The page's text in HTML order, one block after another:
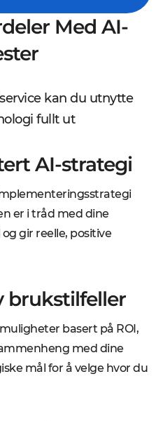
Med AI-
kan du utnytte
fullt ut
AI-strategi
er i tråd med dine
gir reelle, positive
brukstilfeller
basert på ROI,
med dine
mål for å velge hvor du